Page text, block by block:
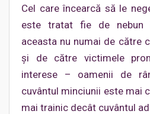
Cel care încearcă să le
este tratat fie de nebun
aceasta nu numai de către
și de către victimele
interese – oamenii de
cuvântul minciunii este mai
mai trainic decât cuvântul